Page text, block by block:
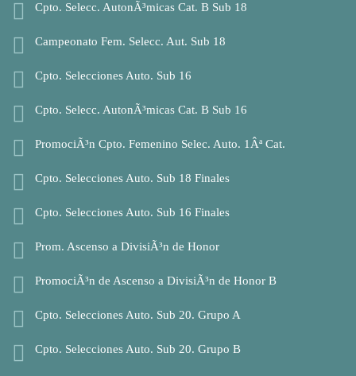
Cpto. Selecc. AutonÃ³micas Cat. B Sub 18
Campeonato Fem. Selecc. Aut. Sub 18
Cpto. Selecciones Auto. Sub 16
Cpto. Selecc. AutonÃ³micas Cat. B Sub 16
PromociÃ³n Cpto. Femenino Selec. Auto. 1Âª Cat.
Cpto. Selecciones Auto. Sub 18 Finales
Cpto. Selecciones Auto. Sub 16 Finales
Prom. Ascenso a DivisiÃ³n de Honor
PromociÃ³n de Ascenso a DivisiÃ³n de Honor B
Cpto. Selecciones Auto. Sub 20. Grupo A
Cpto. Selecciones Auto. Sub 20. Grupo B